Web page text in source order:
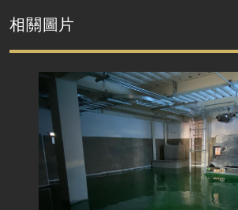
相關圖片